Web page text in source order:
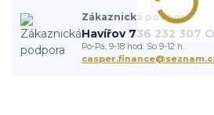
Zákaznická podpora
Havířov 736 232 307
Po-Pá, 9-18 hod. So 9-12 h.